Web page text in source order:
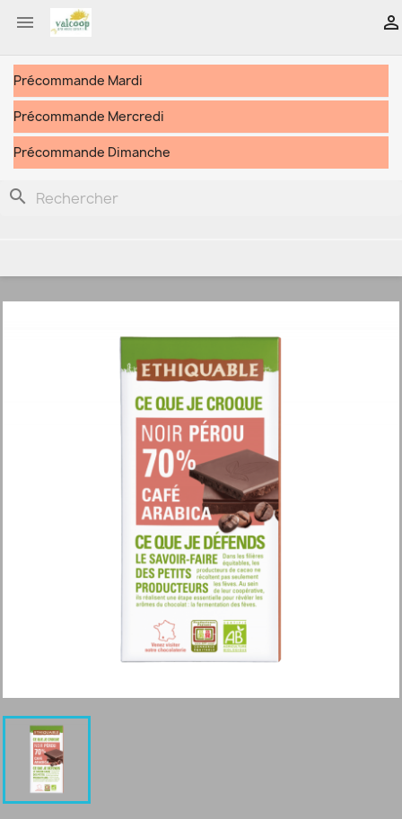
 
Précommande Mardi
Précommande Mercredi
Précommande Dimanche
search